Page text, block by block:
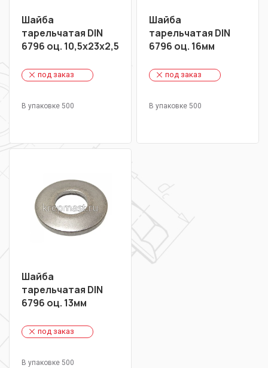
Шайба
тарельчатая DIN
6796 оц. 10,5х23х2,5
под заказ
В упаковке 500
Шайба
тарельчатая DIN
6796 оц. 16мм
под заказ
В упаковке 500
Шайба
тарельчатая DIN
6796 оц. 13мм
под заказ
В упаковке 500